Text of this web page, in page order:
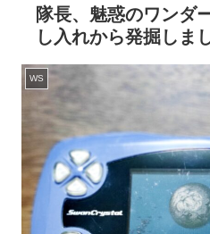
隊長、魅惑のワンダ
し入れから発掘しま
WS